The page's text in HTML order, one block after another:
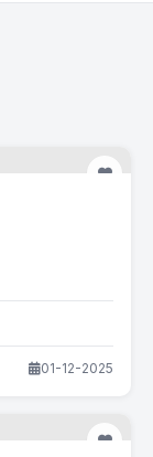
01-12-2025